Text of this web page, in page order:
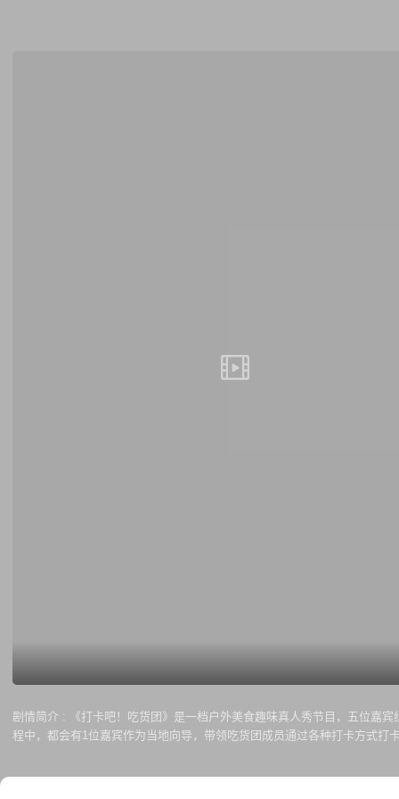
剧情简介 :
《打卡吧！吃货团》是一档户外美食趣味真人秀节目，五位嘉
程中，都会有1位嘉宾作为当地向导，带领吃货团成员通过各种打卡方式